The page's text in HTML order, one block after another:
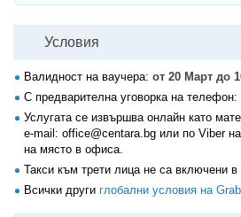
Условия
Валидност на ваучера: от 20 Март до
С предварителна уговорка на телефон:
Услугата се извършва онлайн като
е-mail: office@centara.bg или по Viber
на място в офиса.
Такси към трети лица не са включени в
Всички други глобални условия на